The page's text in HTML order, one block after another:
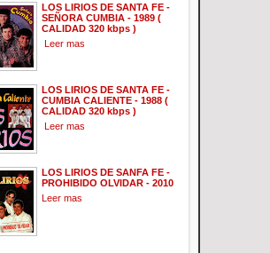
LOS LIRIOS DE SANTA FE -
SEÑORA CUMBIA - 1989 (
CALIDAD 320 kbps )
Leer mas
LOS LIRIOS DE SANTA FE -
CUMBIA CALIENTE - 1988 (
CALIDAD 320 kbps )
Leer mas
LOS LIRIOS DE SANFA FE -
PROHIBIDO OLVIDAR - 2010
Leer mas